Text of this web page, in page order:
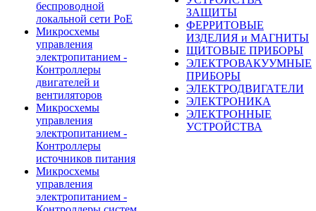
беспроводной
локальной сети PoE
Микросхемы
управления
электропитанием -
Контроллеры
двигателей и
вентиляторов
Микросхемы
управления
электропитанием -
Контроллеры
источников питания
Микросхемы
управления
электропитанием -
ЗАЩИТЫ
ФЕРРИТОВЫЕ
ИЗДЕЛИЯ и МАГНИТЫ
ЩИТОВЫЕ ПРИБОРЫ
ЭЛЕКТРОВАКУУМНЫЕ
ПРИБОРЫ
ЭЛЕКТРОДВИГАТЕЛИ
ЭЛЕКТРОНИКА
ЭЛЕКТРОННЫЕ
УСТРОЙСТВА